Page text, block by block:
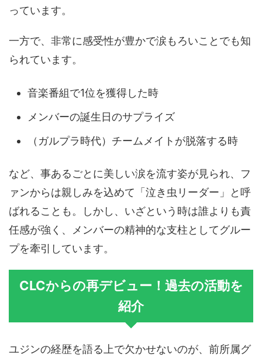
っています。
一方で、非常に感受性が豊かで涙もろいことでも知
られています。
音楽番組で1位を獲得した時
メンバーの誕生日のサプライズ
（ガルプラ時代）チームメイトが脱落する時
など、事あるごとに美しい涙を流す姿が見られ、フ
ァンからは親しみを込めて「泣き虫リーダー」と呼
ばれることも。しかし、いざという時は誰よりも責
任感が強く、メンバーの精神的な支柱としてグルー
プを牽引しています。
CLCからの再デビュー！過去の活動を
紹介
ユジンの経歴を語る上で欠かせないのが、前所属グ